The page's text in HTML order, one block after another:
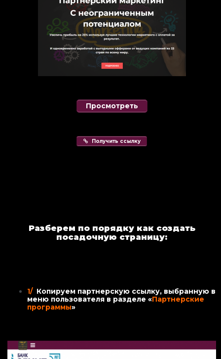
Просмотреть
Получить ссылку
Разберем по порядку как создать
посадочную страницу:
1/ Копируем партнерскую ссылку, выбранную в
меню пользователя в разделе «Партнерские
программы»